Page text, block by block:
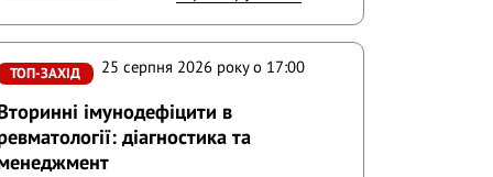
ТОП-ЗАХІД 25 серпня 2026 року o 17:00
імунодефіцити в
діагностика та